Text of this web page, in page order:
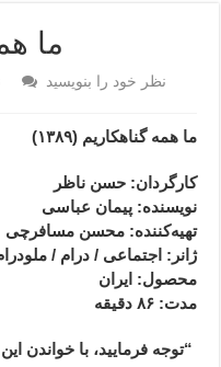
ما
نظر خود را بنویسید
ما همه گناهکاریم(۱۳۸۹)
کارگردان: حسن ناظر
نویسنده: پیمان عباسی
تهیه‌کننده: محسن مسافرچی
ژانر : اجتماعی / درام /
محصول: ایران
مدت: ۸۶ دقیقه
“توجه فرمایید،‌ با خواندن